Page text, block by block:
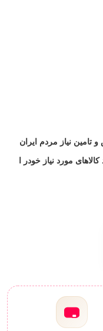
نیاز مردم ایران
مورد نیاز خودر ا